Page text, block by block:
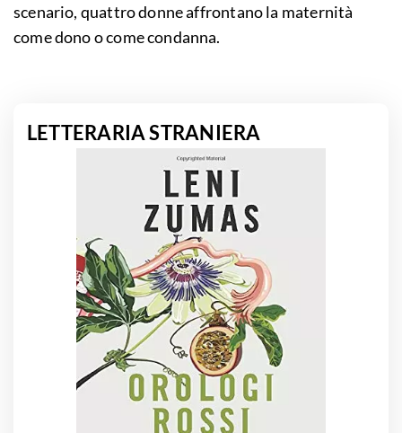
scenario, quattro donne affrontano la maternità
come dono o come condanna.
LETTERARIA STRANIERA